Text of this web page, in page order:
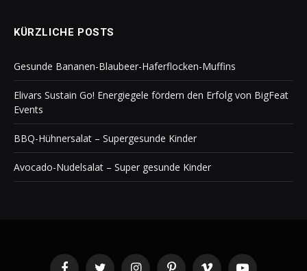
KÜRZLICHE POSTS
Gesunde Bananen-Blaubeer-Haferflocken-Muffins
Elivars Sustain Go! Energiegele fördern den Erfolg von BigFeat
Events
BBQ-Hühnersalat – Supergesunde Kinder
Avocado-Nudelsalat – Super gesunde Kinder